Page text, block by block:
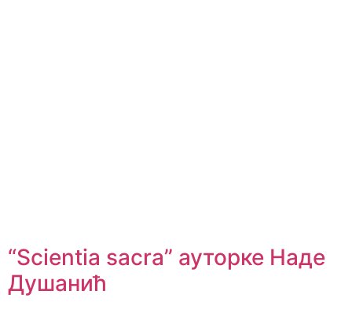
“Scientia sacra” ауторке Наде
Душанић